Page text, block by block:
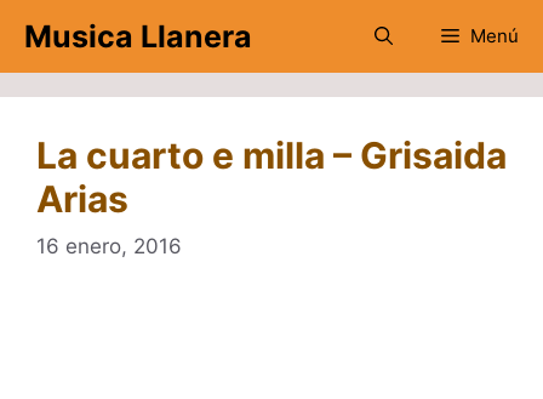
contenido
Musica Llanera Menú
La cuarto e milla – Grisaida
Arias
16 enero, 2016